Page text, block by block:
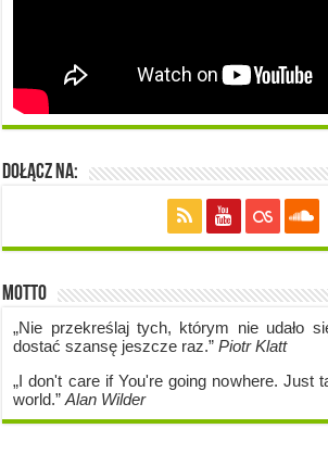
Dołącz na:
Motto
„Nie przekreślaj tych, którym nie udało
dostać szansę jeszcze raz.”Piotr Klatt
„I don't care if You're going nowhere. Just
world.”Alan Wilder